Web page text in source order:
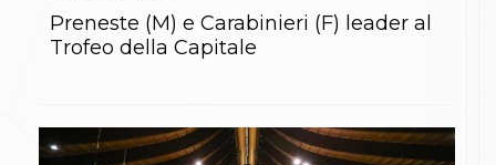
Lotta
La disciplina
News
Albi Federali
Karate
Preneste (M) e Carabinieri (F) leader al
Trofeo della Capitale